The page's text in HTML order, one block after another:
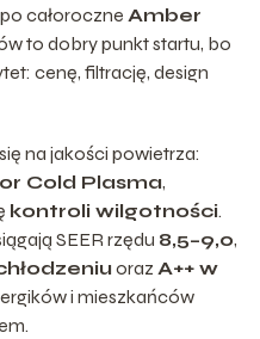
całoroczne Amber
to dobry punkt startu, bo
cenę, filtrację, design
na jakości powietrza:
Cold Plasma,
kontroli wilgotności.
SEER rzędu 8,5–9,0,
oraz A++ w
i mieszkańców